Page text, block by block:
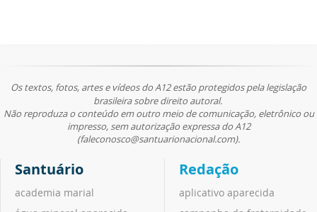
Os textos, fotos, artes e vídeos do A12 estão protegidos pela legislação
brasileira sobre direito autoral.
Não reproduza o conteúdo em outro meio de comunicação, eletrônico ou
impresso, sem autorização expressa do A12
(faleconosco@santuarionacional.com).
Santuário
academia marial
Redação
aplicativo aparecida